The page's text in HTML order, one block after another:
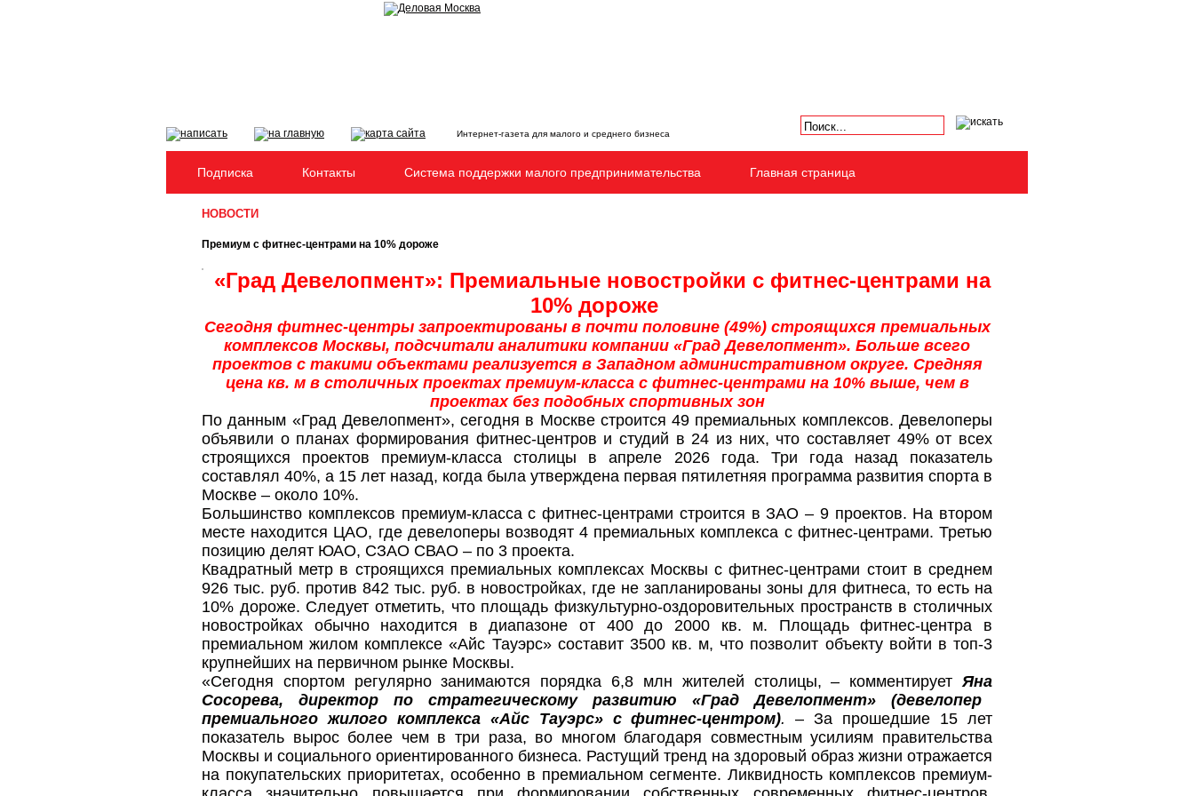
Интернет-газета для малого и среднего бизнеса
Подписка Контакты Система поддержки малого предпринимательства Главная страница
НОВОСТИ
Премиум с фитнес-центрами на 10% дороже
«Град Девелопмент»: Премиальные новостройки с фитнес-центрами на
10% дороже
Сегодня фитнес-центры запроектированы в почти половине (49%) строящихся премиальных
комплексов Москвы, подсчитали аналитики компании «Град Девелопмент». Больше всего
проектов с такими объектами реализуется в Западном административном округе. Средняя
цена кв. м в столичных проектах премиум-класса с фитнес-центрами на 10% выше, чем в
проектах без подобных спортивных зон
По данным «Град Девелопмент», сегодня в Москве строится 49 премиальных комплексов. Девелоперы
объявили о планах формирования фитнес-центров и студий в 24 из них, что составляет 49% от всех
строящихся проектов премиум-класса столицы в апреле 2026 года. Три года назад показатель
составлял 40%, а 15 лет назад, когда была утверждена первая пятилетняя программа развития спорта в
Москве – около 10%.
Большинство комплексов премиум-класса с фитнес-центрами строится в ЗАО – 9 проектов. На втором
месте находится ЦАО, где девелоперы возводят 4 премиальных комплекса с фитнес-центрами. Третью
позицию делят ЮАО, СЗАО СВАО – по 3 проекта.
Квадратный метр в строящихся премиальных комплексах Москвы с фитнес-центрами стоит в среднем
926 тыс. руб. против 842 тыс. руб. в новостройках, где не запланированы зоны для фитнеса, то есть на
10% дороже. Следует отметить, что площадь физкультурно-оздоровительных пространств в столичных
новостройках обычно находится в диапазоне от 400 до 2000 кв. м. Площадь фитнес-центра в
премиальном жилом комплексе «Айс Тауэрс» составит 3500 кв. м, что позволит объекту войти в топ-3
крупнейших на первичном рынке Москвы.
«Сегодня спортом регулярно занимаются порядка 6,8 млн жителей столицы, – комментируетЯна
Сосорева, директор по стратегическому развитию «Град Девелопмент» (девелопер
премиального жилого комплекса «Айс Тауэрс» с фитнес-центром).– За прошедшие 15 лет
показатель вырос более чем в три раза, во многом благодаря совместным усилиям правительства
Москвы и социального ориентированного бизнеса. Растущий тренд на здоровый образ жизни отражается
на покупательских приоритетах, особенно в премиальном сегменте. Ликвидность комплексов премиум-